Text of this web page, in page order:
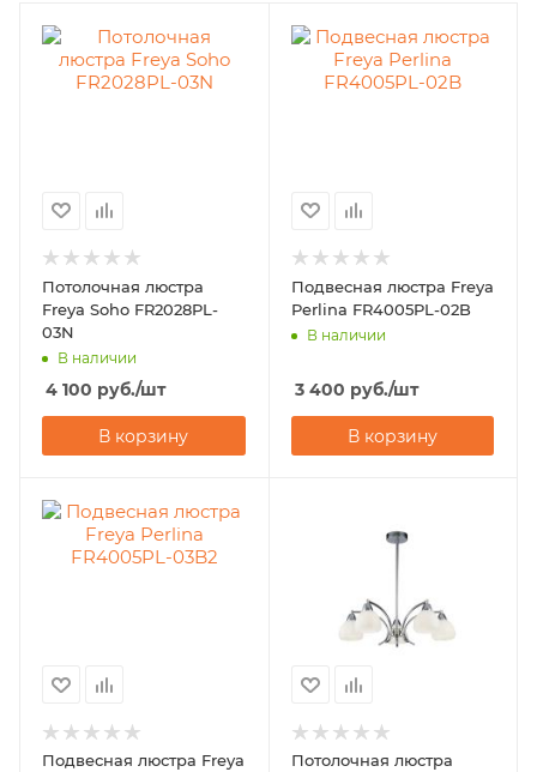
Потолочная люстра
Freya Soho FR2028PL-
03N
В наличии
4 100 руб./шт
В корзину
Подвесная люстра Freya
Perlina FR4005PL-02B
В наличии
3 400 руб./шт
В корзину
Подвесная люстра Freya
Потолочная люстра